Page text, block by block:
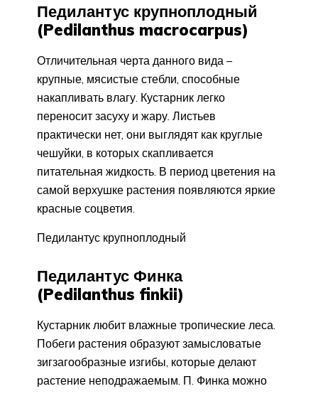
Педилантус крупноплодный
(Pedilanthus macrocarpus)
Отличительная черта данного вида –
крупные, мясистые стебли, способные
накапливать влагу. Кустарник легко
переносит засуху и жару. Листьев
практически нет, они выглядят как круглые
чешуйки, в которых скапливается
питательная жидкость. В период цветения на
самой верхушке растения появляются яркие
красные соцветия.
Педилантус крупноплодный
Педилантус Финка
(Pedilanthus finkii)
Кустарник любит влажные тропические леса.
Побеги растения образуют замысловатые
зигзагообразные изгибы, которые делают
растение неподражаемым. П. Финка можно